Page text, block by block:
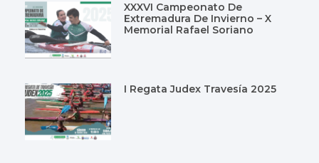
XXXVI Campeonato De
Extremadura De Invierno – X
Memorial Rafael Soriano
I Regata Judex Travesía 2025